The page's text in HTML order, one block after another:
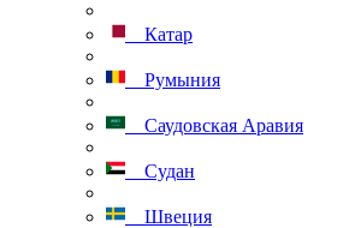
Катар
Румыния
Саудовская Аравия
Судан
Швеция